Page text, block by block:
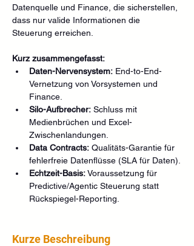
Datenquelle und Finance, die sicherstellen,
dass nur valide Informationen die
Steuerung erreichen.
Kurz zusammengefasst:
Daten-Nervensystem: End-to-End-
Vernetzung von Vorsystemen und
Finance.
Silo-Aufbrecher: Schluss mit
Medienbrüchen und Excel-
Zwischenlandungen.
Data Contracts: Qualitäts-Garantie für
fehlerfreie Datenflüsse (SLA für Daten).
Echtzeit-Basis: Voraussetzung für
Predictive/Agentic Steuerung statt
Rückspiegel-Reporting.
Kurze Beschreibung